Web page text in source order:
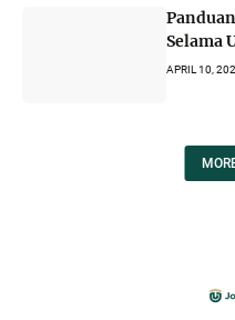
Selama
APRIL 10,